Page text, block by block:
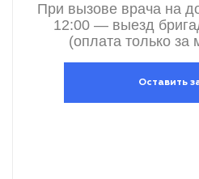
При вызове врача на
12:00 — выезд
(оплата только за
Оставить